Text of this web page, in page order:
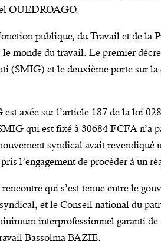
OUEDROAGO.
publique, du Travail et de la
le monde du travail. Le premier
(SMIG) et le deuxième porte sur
axée sur l’article 187 de la loi
qui est fixé à 30684 FCFA n’a
syndical avait revendiqué
l’engagement de procéder à un
qui s’est tenue entre le
et le Conseil national du
interprofessionnel garanti
Bassolma BAZIE.